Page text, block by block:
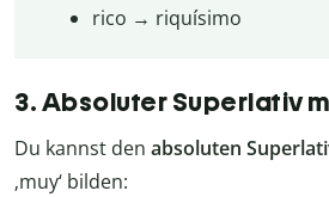
rico → riquísimo
3. Absoluter Superlativ
Du kannst den absoluten
‚muy‘ bilden: